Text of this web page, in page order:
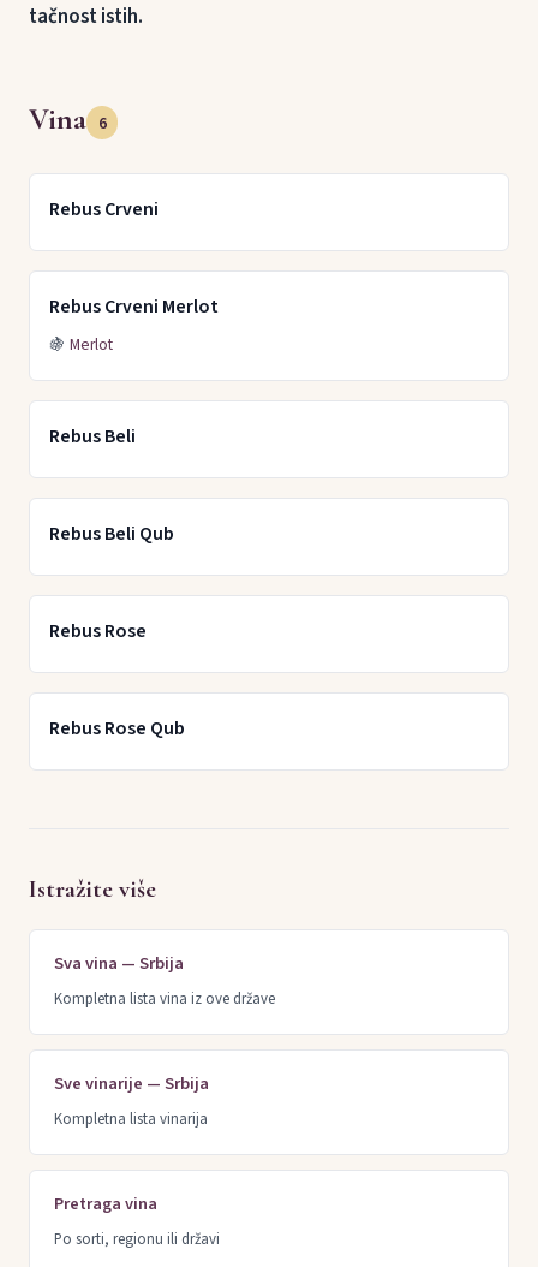
tačnost istih.
Vina 6
Rebus Crveni
Rebus Crveni Merlot
🍇 Merlot
Rebus Beli
Rebus Beli Qub
Rebus Rose
Rebus Rose Qub
Istražite više
Sva vina — Srbija
Kompletna lista vina iz ove države
Sve vinarije — Srbija
Kompletna lista vinarija
Pretraga vina
Po sorti, regionu ili državi